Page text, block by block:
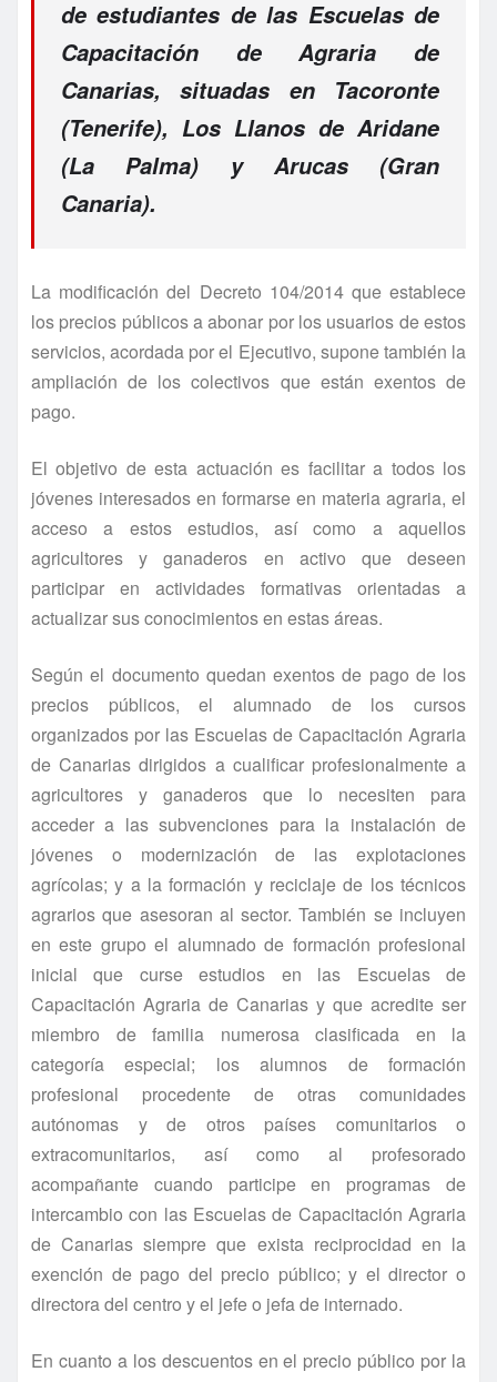
de estudiantes de las Escuelas de
Capacitación de Agraria de
Canarias, situadas en Tacoronte
(Tenerife), Los Llanos de Aridane
(La Palma) y Arucas (Gran
Canaria).
La modificación del Decreto 104/2014 que establece
los precios públicos a abonar por los usuarios de estos
servicios, acordada por el Ejecutivo, supone también la
ampliación de los colectivos que están exentos de
pago.
El objetivo de esta actuación es facilitar a todos los
jóvenes interesados en formarse en materia agraria, el
acceso a estos estudios, así como a aquellos
agricultores y ganaderos en activo que deseen
participar en actividades formativas orientadas a
actualizar sus conocimientos en estas áreas.
Según el documento quedan exentos de pago de los
precios públicos, el alumnado de los cursos
organizados por las Escuelas de Capacitación Agraria
de Canarias dirigidos a cualificar profesionalmente a
agricultores y ganaderos que lo necesiten para
acceder a las subvenciones para la instalación de
jóvenes o modernización de las explotaciones
agrícolas; y a la formación y reciclaje de los técnicos
agrarios que asesoran al sector. También se incluyen
en este grupo el alumnado de formación profesional
inicial que curse estudios en las Escuelas de
Capacitación Agraria de Canarias y que acredite ser
miembro de familia numerosa clasificada en la
categoría especial; los alumnos de formación
profesional procedente de otras comunidades
autónomas y de otros países comunitarios o
extracomunitarios, así como al profesorado
acompañante cuando participe en programas de
intercambio con las Escuelas de Capacitación Agraria
de Canarias siempre que exista reciprocidad en la
exención de pago del precio público; y el director o
directora del centro y el jefe o jefa de internado.
En cuanto a los descuentos en el precio público por la